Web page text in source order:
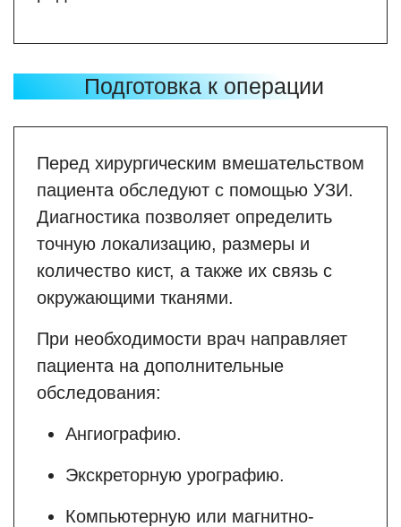
Подготовка к операции
Перед хирургическим вмешательством
пациента обследуют с помощью УЗИ.
Диагностика позволяет определить
точную локализацию, размеры и
количество кист, а также их связь с
окружающими тканями.
При необходимости врач направляет
пациента на дополнительные
обследования:
Ангиографию.
Экскреторную урографию.
Компьютерную или магнитно-